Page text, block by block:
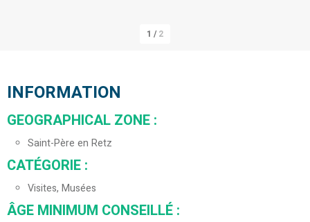
1 /2
INFORMATION
GEOGRAPHICAL ZONE :
Saint-Père en Retz
CATÉGORIE :
Visites, Musées
ÂGE MINIMUM CONSEILLÉ :